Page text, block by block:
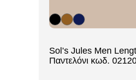
Sol’s Jules Men
Παντελόνι κωδ.